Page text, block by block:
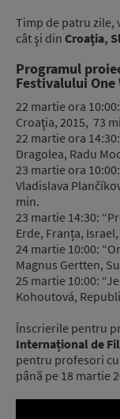
Timp de patru zile,
cât şi din Croaţia,
Programul
Festivalului
22 martie ora
Croaţia, 2015, 73
22 martie ora
Dragolea, Radu
23 martie ora
Vladislava
min.
23 martie 14:30:
Erde, Franța,
24 martie 10:00:
Magnus Gertten,
25 martie 10:00:
Kohoutová,
Înscrierile pentru
Internațional de
pentru profesori
până pe 18 martie